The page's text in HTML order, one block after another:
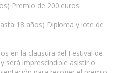
Premio de 200 euros
18 años) Diploma y lote de
en la clausura del Festival de
será imprescindible asistir o